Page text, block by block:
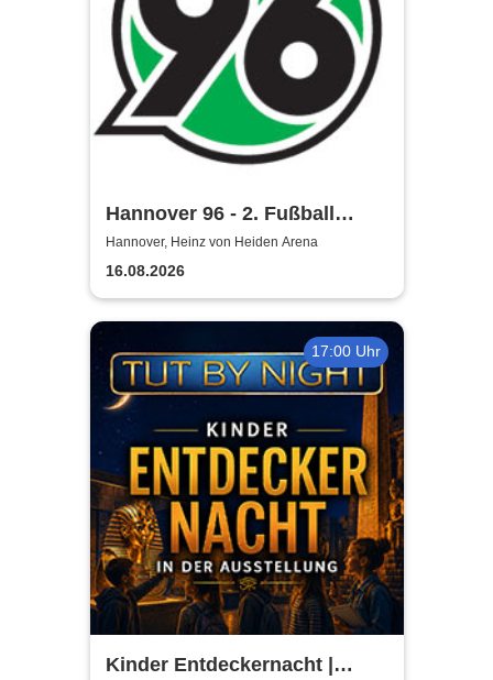
Hannover 96 - 2. Fußball
Bundesliga Saison 2026/27
Hannover, Heinz von Heiden Arena
16.08.2026
17:00 Uhr
Kinder Entdeckernacht |